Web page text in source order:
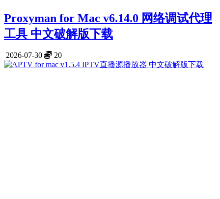
Proxyman for Mac v6.14.0 网络调试代理
工具 中文破解版下载
2026-07-30 20